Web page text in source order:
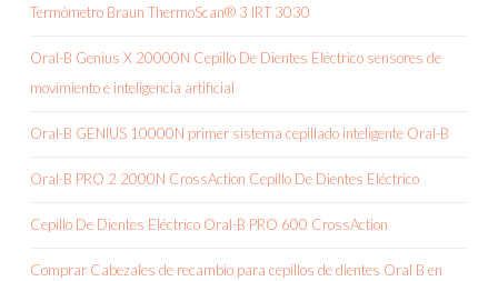
Termómetro Braun ThermoScan® 3 IRT 3030
Oral-B Genius X 20000N Cepillo De Dientes Eléctrico sensores de
movimiento e inteligencia artificial
Oral-B GENIUS 10000N primer sistema cepillado inteligente Oral-B
Oral-B PRO 2 2000N CrossAction Cepillo De Dientes Eléctrico
Cepillo De Dientes Eléctrico Oral-B PRO 600 CrossAction
Comprar Cabezales de recambio para cepillos de dientes Oral B en